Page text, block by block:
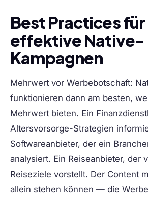
Best Practices für
effektive Native-
Kampagnen
Mehrwert vor Werbebotschaft:
funktionieren dann am besten,
Mehrwert bieten. Ein
Altersvorsorge-Strategien
Softwareanbieter, der ein
analysiert. Ein Reiseanbieter, der
Reiseziele vorstellt. Der Content
allein stehen können — die